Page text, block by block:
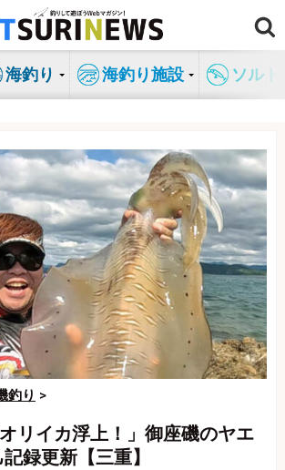
海釣り 海釣り施設 ソル
釣り >
リイカ浮上！」御座磯のヤエ
録更新【三重】